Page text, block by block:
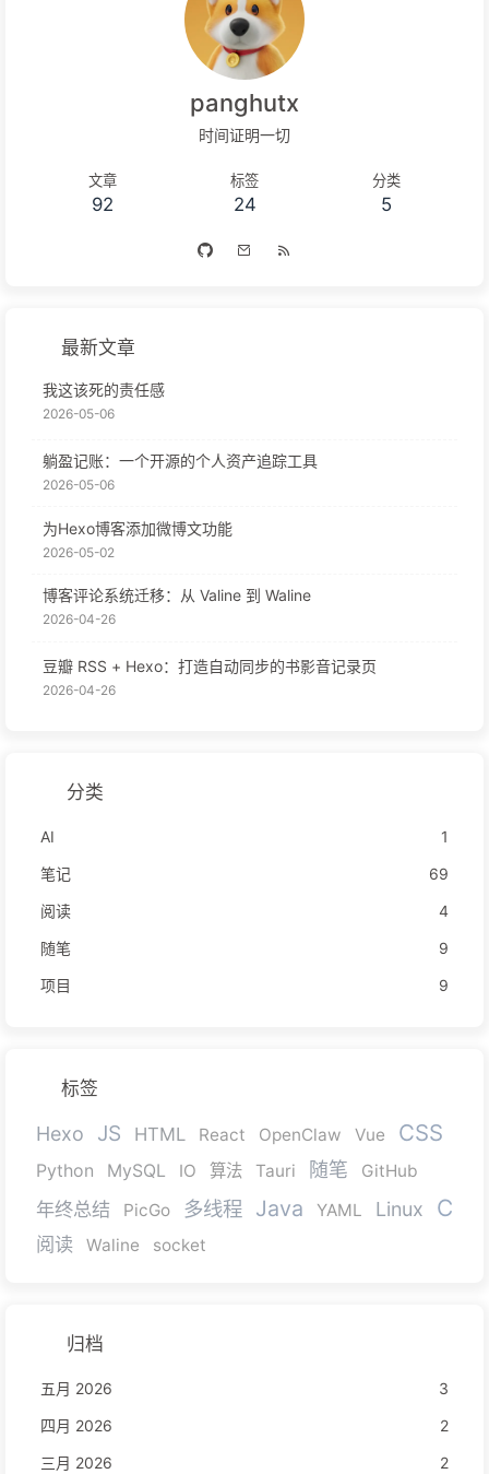
怎么大家都不用上班，更加加剧了不想上班的情绪。 这一年，我
整本读完的有《德米安》《小王子》 《悲喜同源》《软技能：代
码之外的生存指南》《金钱心理学》，阅读...
都不会发生，即便发生也都会顺利解决。 8-10月，秋招。秋招
并不顺利，我想这是心态的问题，心态差，做什么都无济于事
了。每天只是麻木的做着测评、笔试、面试，事后没有复盘、反
思。看似很努力，其实只将一件事重复了一次又一次。 9月，大
四开学，学校组织去外地实训，度过快乐、难忘的两周。一起去
海边、聚餐、熬夜看鬼片，这才是大学生活。 11月，秋招不顺
利，二次实习。 2024年了，虚岁24岁了，我不敢想。 还记得小
panghutx
时间证明一切
文章
92
标签
24
分类
5
最新文章
我这该死的责任感
2026-05-06
躺盈记账：一个开源的个人资产追踪工具
2026-05-06
为Hexo博客添加微博文功能
2026-05-02
博客评论系统迁移：从 Valine 到 Waline
2026-04-26
豆瓣 RSS + Hexo：打造自动同步的书影音记录页
2026-04-26
分类
AI
1
笔记
69
阅读
4
随笔
9
项目
9
标签
Hexo JS HTML React OpenClaw Vue CSS
Python MySQL IO 算法 Tauri 随笔 GitHub
年终总结 PicGo 多线程 Java YAML Linux C
阅读 Waline socket
归档
五月 2026
3
四月 2026
2
三月 2026
2